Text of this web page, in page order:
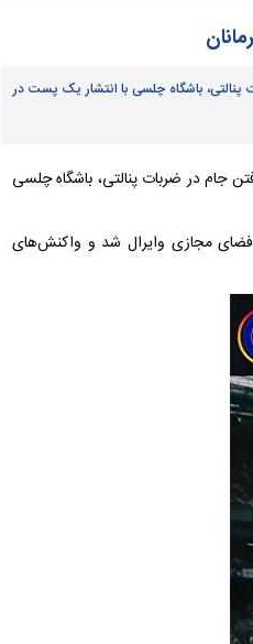
باشگاه چلسی با انتشار یک پست در
جام در ضربات پنالتی، باشگاه چلسی
مجازی وایرال شد و واکنش‌های